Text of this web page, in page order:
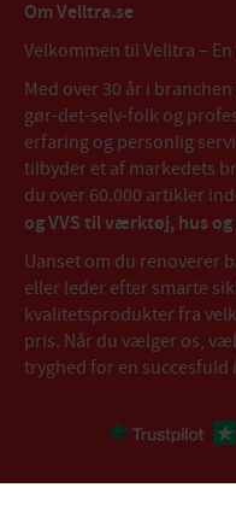
Om Velltra.se
Velkommen til Velltra –
Med over 30 år i
gør-det-selv-folk og
erfaring og personlig
tilbyder et af markedets
du over 60.000 artikler
og VVS til værktøj, hus og
Uanset om du renoverer
eller leder efter smarte
kvalitetsprodukter fra
pris. Når du vælger os,
tryghed for en